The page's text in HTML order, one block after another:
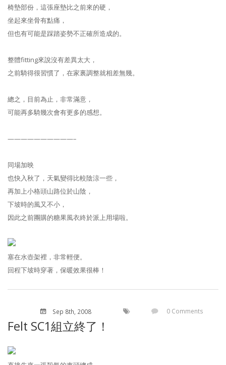
椅墊部份，這張座墊比之前來的硬，
坐起來坐骨有點痛，
但也有可能是踩踏姿勢不正確所造成的。
整體fitting來說沒有差異太大，
之前騎得很習慣了，在家裏調整就相差無幾。
總之，目前為止，非常滿意，
可能再多騎幾次會有更多的感想。
——————————–
同場加映
也快入秋了，天氣變得比較陰涼一些，
再加上小格頭山路位於山陰，
下坡時的風又不小，
因此之前團購的糖果風衣終於派上用場啦。
塞在水壺架裡，非常輕便。
回程下坡時穿著，保暖效果很棒！
Sep 8th , 2008 0 Comments
Felt SC1組立終了！